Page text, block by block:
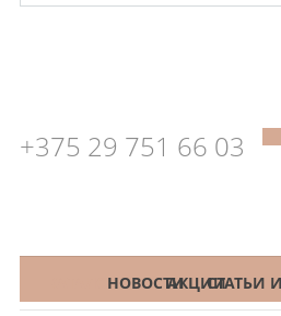
+375 29 751 66 03
КАТАЛОГНОВОСТИАКЦИИСТАТЬИ